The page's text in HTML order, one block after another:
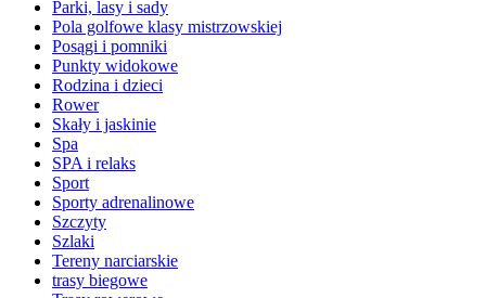
Parki, lasy i sady
Pola golfowe klasy mistrzowskiej
Posągi i pomniki
Punkty widokowe
Rodzina i dzieci
Rower
Skały i jaskinie
Spa
SPA i relaks
Sport
Sporty adrenalinowe
Szczyty
Szlaki
Tereny narciarskie
trasy biegowe